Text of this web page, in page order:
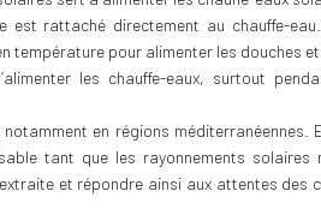
rattaché directement au chauffe-
pour alimenter les douches
les chauffe-eaux, surtout
en régions méditerranéennes.
tant que les rayonnements
et répondre ainsi aux attentes des